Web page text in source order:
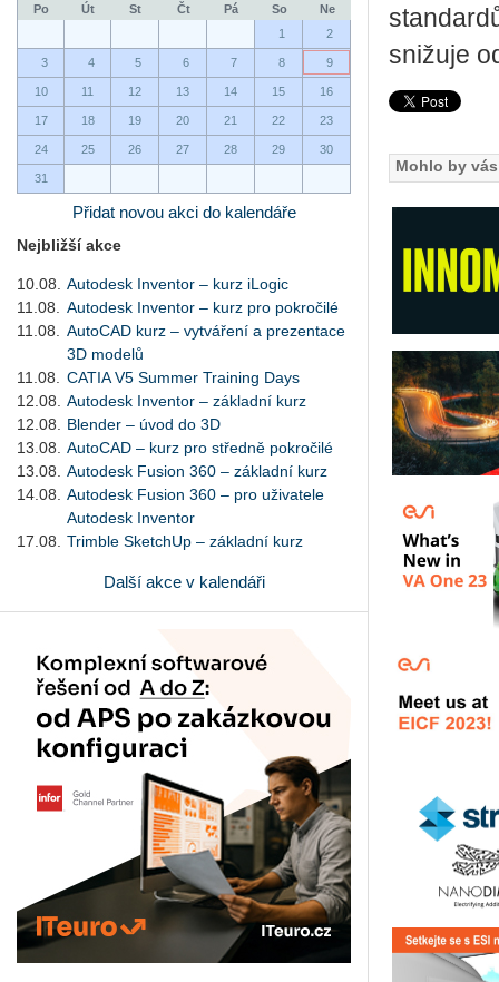
Po Út St Čt Pá So
Ne
1
2
3 4 5 6 7 8 9
10 11 12 13 14 15 16
17 18 19 20 21 22 23
24 25 26 27 28 29 30
31
Přidat novou akci do kalendáře
Nejbližší akce
10.08.
Autodesk Inventor – kurz iLogic
11.08.
Autodesk Inventor – kurz pro pokročilé
11.08.
AutoCAD kurz – vytváření a prezentace
3D modelů
11.08.
CATIA V5 Summer Training Days
12.08.
Autodesk Inventor – základní kurz
12.08.
Blender – úvod do 3D
13.08.
AutoCAD – kurz pro středně pokročilé
13.08.
Autodesk Fusion 360 – základní kurz
14.08.
Autodesk Fusion 360 – pro uživatele
Autodesk Inventor
17.08.
Trimble SketchUp – základní kurz
Další akce v kalendáři
sni­žu­je
Mohlo by